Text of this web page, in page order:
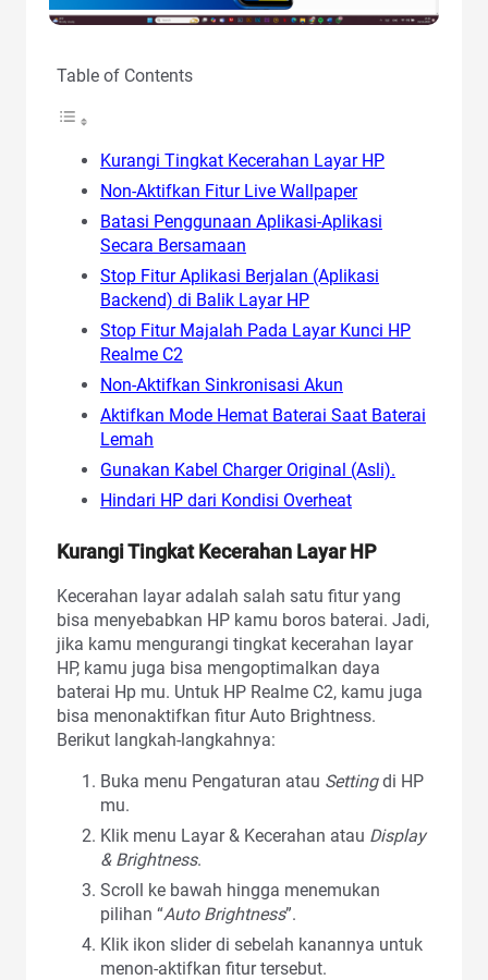
Table of Contents
Kurangi Tingkat Kecerahan Layar HP
Non-Aktifkan Fitur Live Wallpaper
Batasi Penggunaan Aplikasi-Aplikasi
Secara Bersamaan
Stop Fitur Aplikasi Berjalan (Aplikasi
Backend) di Balik Layar HP
Stop Fitur Majalah Pada Layar Kunci HP
Realme C2
Non-Aktifkan Sinkronisasi Akun
Aktifkan Mode Hemat Baterai Saat Baterai
Lemah
Gunakan Kabel Charger Original (Asli).
Hindari HP dari Kondisi Overheat
Kurangi Tingkat Kecerahan Layar HP
Kecerahan layar adalah salah satu fitur yang
bisa menyebabkan HP kamu boros baterai. Jadi,
jika kamu mengurangi tingkat kecerahan layar
HP, kamu juga bisa mengoptimalkan daya
baterai Hp mu. Untuk HP Realme C2, kamu juga
bisa menonaktifkan fitur Auto Brightness.
Berikut langkah-langkahnya:
Buka menu Pengaturan atau Settingdi HP
mu.
Klik menu Layar & Kecerahan atau Display
& Brightness.
Scroll ke bawah hingga menemukan
pilihan “Auto Brightness”.
Klik ikon slider di sebelah kanannya untuk
menon-aktifkan fitur tersebut.